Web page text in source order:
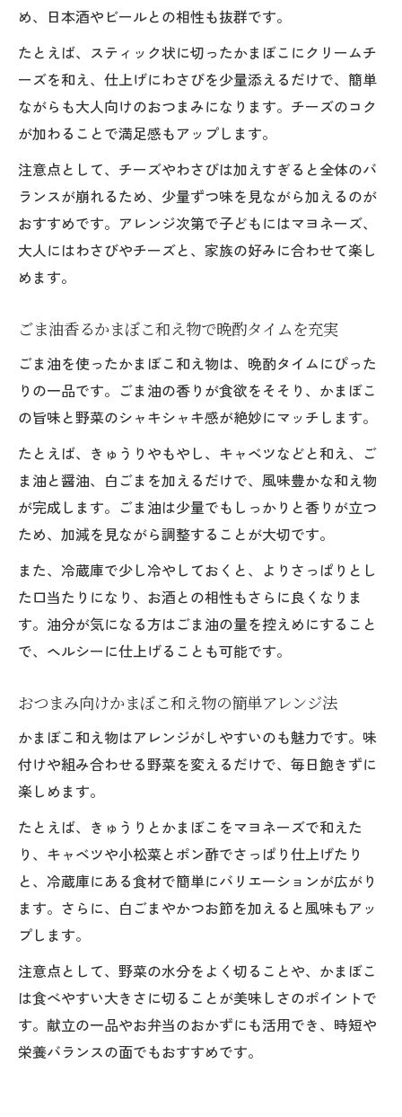
め、日本酒やビールとの相性も抜群です。
たとえば、スティック状に切ったかまぼこにクリームチ
ーズを和え、仕上げにわさびを少量添えるだけで、簡単
ながらも大人向けのおつまみになります。チーズのコク
が加わることで満足感もアップします。
注意点として、チーズやわさびは加えすぎると全体のバ
ランスが崩れるため、少量ずつ味を見ながら加えるのが
おすすめです。アレンジ次第で子どもにはマヨネーズ、
大人にはわさびやチーズと、家族の好みに合わせて楽し
めます。
ごま油香るかまぼこ和え物で晩酌タイムを充実
ごま油を使ったかまぼこ和え物は、晩酌タイムにぴった
りの一品です。ごま油の香りが食欲をそそり、かまぼこ
の旨味と野菜のシャキシャキ感が絶妙にマッチします。
たとえば、きゅうりやもやし、キャベツなどと和え、ご
ま油と醤油、白ごまを加えるだけで、風味豊かな和え物
が完成します。ごま油は少量でもしっかりと香りが立つ
ため、加減を見ながら調整することが大切です。
また、冷蔵庫で少し冷やしておくと、よりさっぱりとし
た口当たりになり、お酒との相性もさらに良くなりま
す。油分が気になる方はごま油の量を控えめにすること
で、ヘルシーに仕上げることも可能です。
おつまみ向けかまぼこ和え物の簡単アレンジ法
かまぼこ和え物はアレンジがしやすいのも魅力です。味
付けや組み合わせる野菜を変えるだけで、毎日飽きずに
楽しめます。
たとえば、きゅうりとかまぼこをマヨネーズで和えた
り、キャベツや小松菜とポン酢でさっぱり仕上げたり
と、冷蔵庫にある食材で簡単にバリエーションが広がり
ます。さらに、白ごまやかつお節を加えると風味もアッ
プします。
注意点として、野菜の水分をよく切ることや、かまぼこ
は食べやすい大きさに切ることが美味しさのポイントで
す。献立の一品やお弁当のおかずにも活用でき、時短や
栄養バランスの面でもおすすめです。